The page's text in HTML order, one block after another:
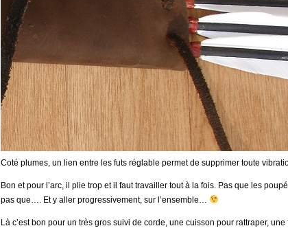
Coté plumes, un lien entre les futs réglable permet de supprimer toute
Bon et pour l’arc, il plie trop et il faut travailler tout à la fois. Pas que les
pas que…. Et y aller progressivement, sur l’ensemble…
Là c’est bon pour un très gros suivi de corde, une cuisson pour rattraper,